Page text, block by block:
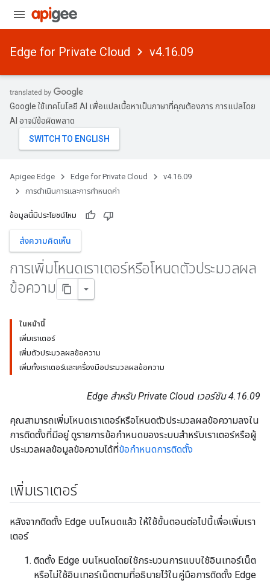
Edge for Private Cloud v4.16.09
Google ใช้เทคโนโลยี AI เพื่อแปลเนื้อหาเป็นภาษาที่คุณต้องการ การแปลโดย
AI อาจมีข้อผิดพลาด
Apigee Edge Edge for Private Cloud
v4.16.09
การดําเนินการและการกําหนดค่า
ข้อมูลนี้มีประโยชน์ไหม
ส่งความคิดเห็น
การเพิ่มโหนดเราเตอร์หรือโหนดตัวประมวลผล
ข้อความ
ในหน้านี้
เพิ่มเราเตอร์
เพิ่มตัวประมวลผลข้อความ
เพิ่มทั้งเราเตอร์และเครื่องมือประมวลผลข้อความ
Edge สำหรับ Private Cloud เวอร์ชัน 4.16.09
คุณสามารถเพิ่มโหนดเราเตอร์หรือโหนดตัวประมวลผลข้อความลงใน
การติดตั้งที่มีอยู่ ดูรายการข้อกำหนดของระบบสำหรับเราเตอร์หรือผู้
ประมวลผลข้อมูลข้อความได้ที่ข้อกำหนดการติดตั้ง
เพิ่มเราเตอร์
หลังจากติดตั้ง Edge บนโหนดแล้ว ให้ใช้ขั้นตอนต่อไปนี้เพื่อเพิ่มเรา
เตอร์
ติดตั้ง Edge บนโหนดโดยใช้กระบวนการแบบใช้อินเทอร์เน็ต
หรือไม่ใช้อินเทอร์เน็ตตามที่อธิบายไว้ในคู่มือการติดตั้ง Edge